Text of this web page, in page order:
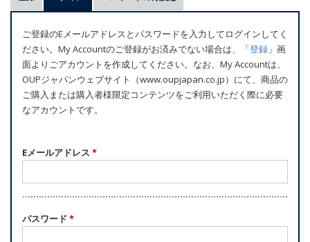
ラ
マ
リ
ー
タ
ブ
ご登録のEメールアドレスとパスワードを入力してログインしてく
ださい。My Accountのご登録がお済みでない場合は、「登録 」画
面よりごアカウントを作成してください。なお、My Accountは、
OUPジャパンウェブサイト（www.oupjapan.co.jp）にて、商品の
ご購入または購入者様限定コンテンツをご利用いただく際に必要
なアカウントです。
Eメールアドレス *
パスワード *